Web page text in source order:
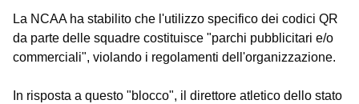
La NCAA ha stabilito che l'utilizzo specifico dei codici QR
da parte delle squadre costituisce "parchi pubblicitari e/o
commerciali", violando i regolamenti dell'organizzazione.
In risposta a questo "blocco", il direttore atletico dello stato